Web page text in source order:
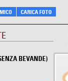
CARICA FOTO
BEVANDE)